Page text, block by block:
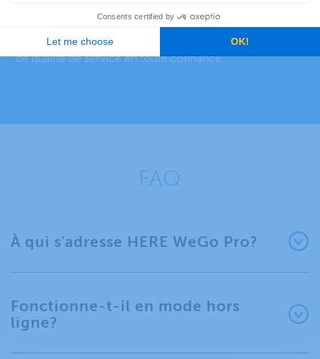
Découvrez comment le fait de prioriser la rentabilité, la
réduction des distances et la fiabilité des horaires
permet aux entreprises de respecter leurs engagements
de qualité de service en toute confiance.
FAQ
À qui s'adresse HERE WeGo Pro?
Fonctionne-t-il en mode hors
ligne?